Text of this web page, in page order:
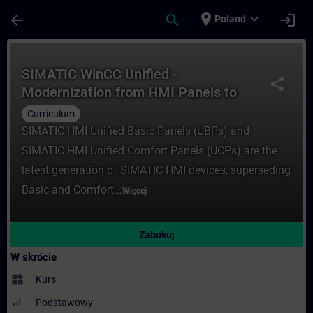
arrow_back search place Poland expand_more login
share
SIMATIC WinCC Unified -
Modernization from HMI Panels to
SIMATIC HMI Unified Panels
Curriculum
SIMATIC HMI Unified Basic Panels (UBPs) and
SIMATIC HMI Unified Comfort Panels (UCPs) are the
latest generation of SIMATIC HMI devices, superseding
Basic and Comfort...Więcej
Zabukuj
W skrócie
widgets Kurs
Podstawowy